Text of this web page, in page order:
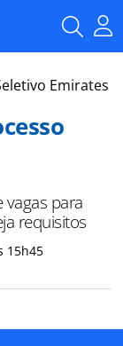
Emirates
vagas para
requisitos
15h45